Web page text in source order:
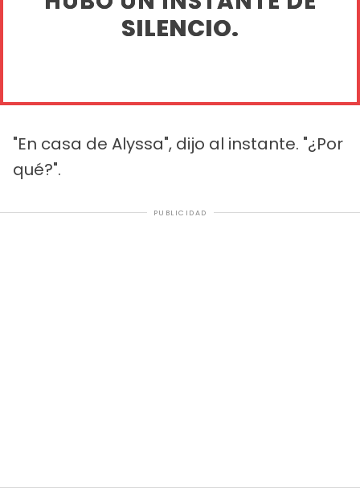
SILENCIO.
"En casa de Alyssa", dijo al instante. "¿Por
qué?".
PUBLICIDAD